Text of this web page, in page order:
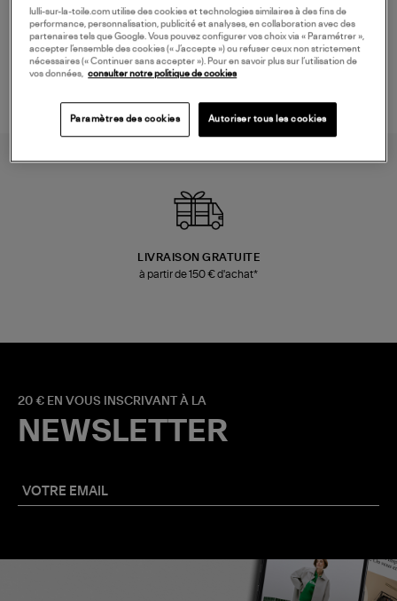
480,00 €
Sac Bobi S Cuir Lamé
Champagne
189,00 €
Mocassins Killian Sport
Mousse
LIVRAISON GRATUITE
à partir de 150 € d'achat*
20 € EN VOUS INSCRIVANT À LA
NEWSLETTER
lulli-sur-la-toile.com utilise des cookies et technologies similaires à des fins de
performance, personnalisation, publicité et analyses, en collaboration avec des
partenaires tels que Google. Vous pouvez configurer vos choix via « Paramétrer »,
accepter l’ensemble des cookies (« J’accepte ») ou refuser ceux non strictement
nécessaires (« Continuer sans accepter »). Pour en savoir plus sur l’utilisation de
vos données, consulter notre politique de cookies
Paramètres des cookies Autoriser tous les cookies